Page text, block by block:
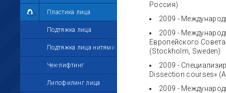
Пластика лица
Подтяжка лица
Подтяжка лица нитями
Чек-лифтинг
Липофилинг лица
Россия)
2009 -
2009 -
Европейского
(Stockholm, Sweden)
2009 -
Dissection courses»
2009 -